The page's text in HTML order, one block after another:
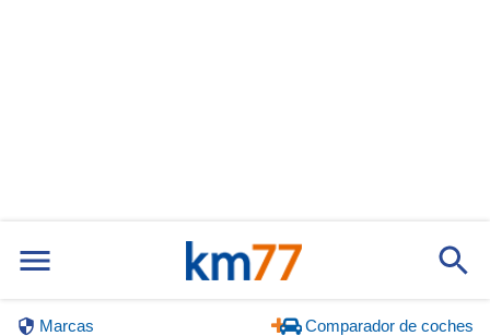
Marcas Comparador de coches